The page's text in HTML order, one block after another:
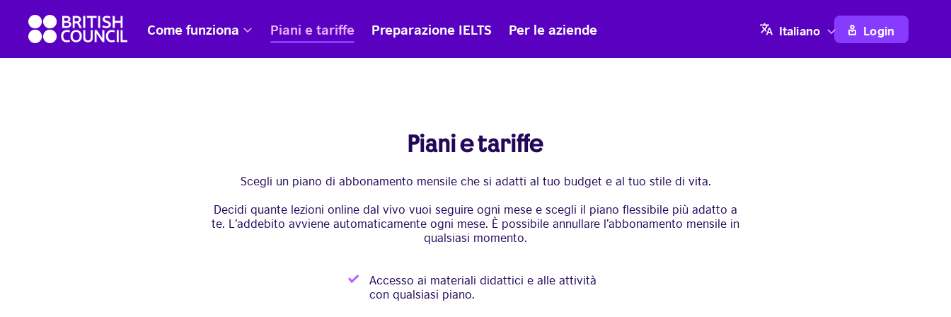
content
British
Council
English
Come funziona Piani e tariffe Preparazione IELTS Per le aziende Italiano Login
Piani e tariffe
Scegli un piano di abbonamento mensile che si adatti al tuo budget e al tuo stile di vita.
Decidi quante lezioni online dal vivo vuoi seguire ogni mese e scegli il piano flessibile più adatto a
te. L’addebito avviene automaticamente ogni mese. È possibile annullare l’abbonamento mensile in
qualsiasi momento.
Accesso ai materiali didattici e alle attività
con qualsiasi piano.